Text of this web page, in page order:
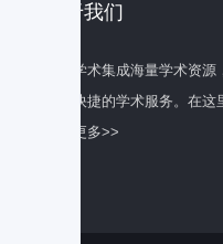
关于我们
百度学术集成海量学术资
全面快捷的学术服务。在
了解更多>>